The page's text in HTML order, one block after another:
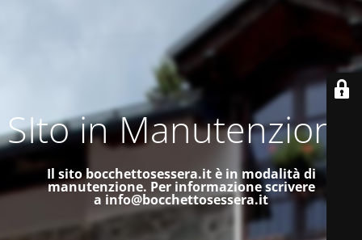
SIto in Manutenzione
Il sito bocchettosessera.it è in modalità di
manutenzione. Per informazione scrivere
a info@bocchettosessera.it